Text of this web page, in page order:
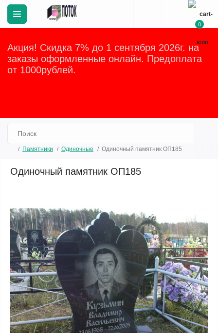
Акция! Скидка 7% до 1 сентября 2026г. на
заказы оформленные онлайн. Предоплата
от 1000рублей.
0
Памятники Одиночные Одиночный памятник ОП185
Одиночный памятник ОП185